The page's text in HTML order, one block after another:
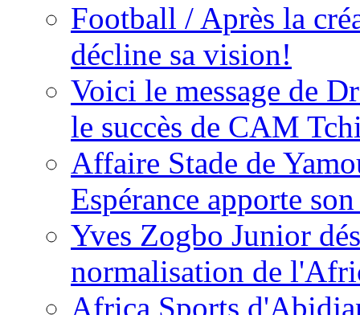
Football / Après la
décline sa vision!
Voici le message de
le succès de CAM
Affaire Stade de
Espérance apporte
Yves Zogbo Junior
normalisation de
Africa Sports